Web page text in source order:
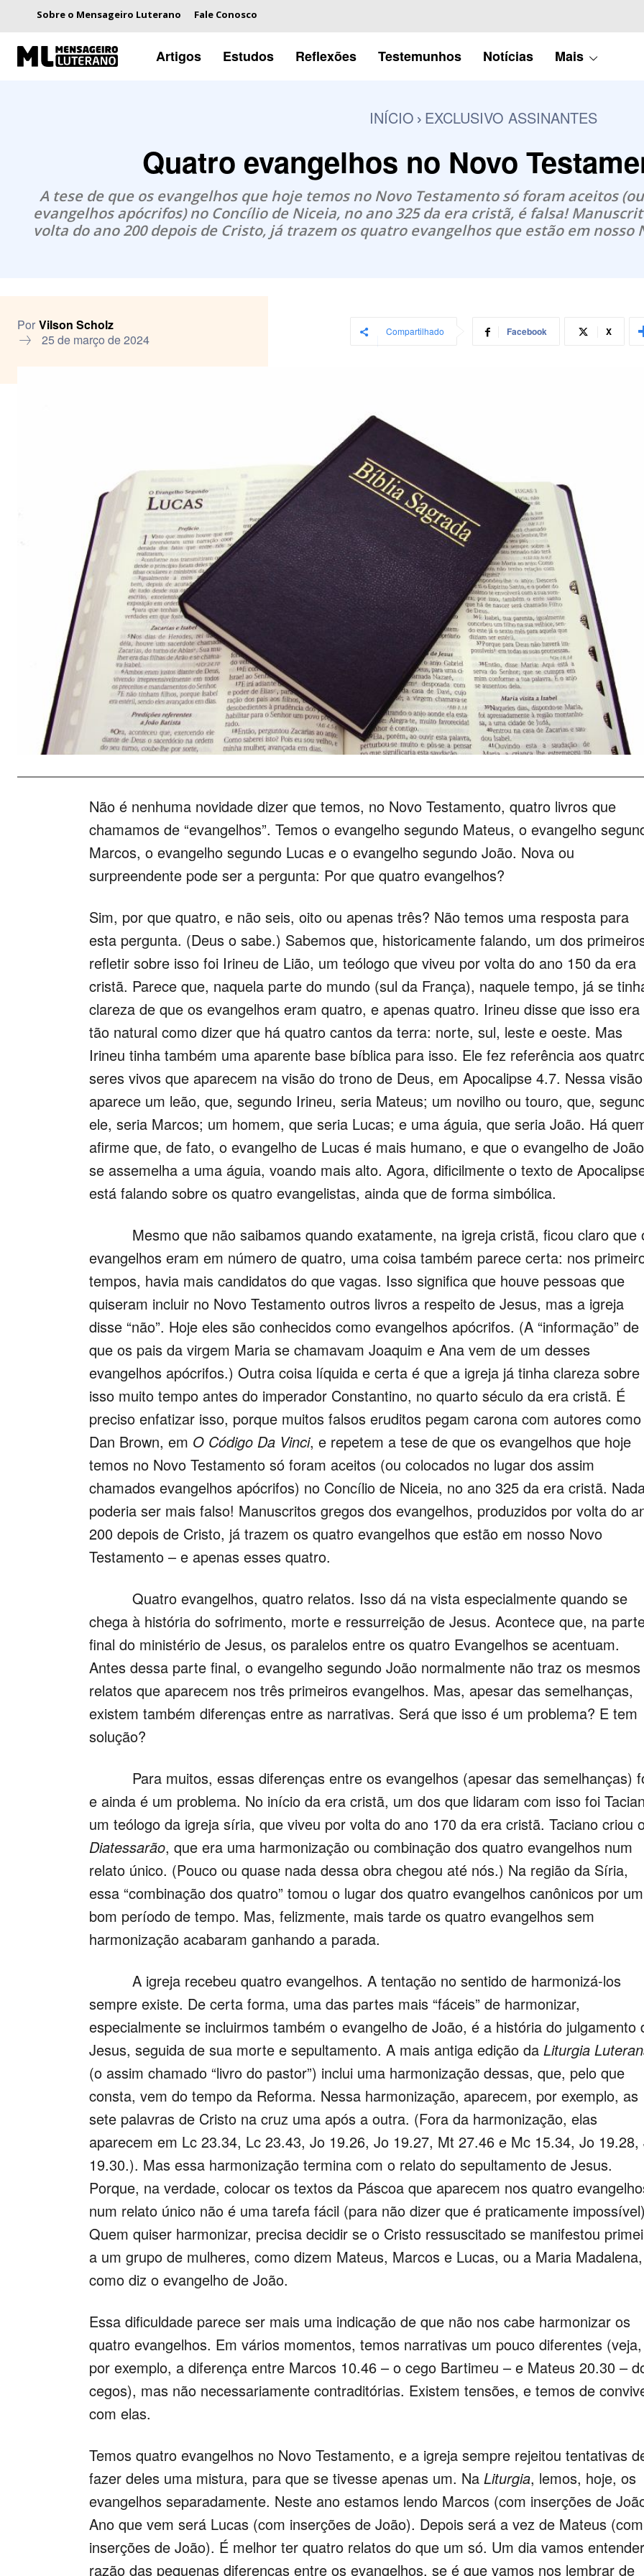
Sobre o Mensageiro Luterano Fale Conosco
Artigos Estudos Reflexões Testemunhos Notícias Mais
INÍCIO EXCLUSIVO ASSINANTES
Quatro evangelhos no Novo
A tese de que os evangelhos que hoje temos no Novo Testamento só foram aceitos
evangelhos apócrifos) no Concílio de Niceia, no ano 325 da era cristã, é falsa!
volta do ano 200 depois de Cristo, já trazem os quatro evangelhos que estão em nosso
Por Vilson Scholz
25 de março de 2024
Compartilhado Facebook X
Não é nenhuma novidade dizer que temos, no Novo Testamento, quatro livros que
chamamos de “evangelhos”. Temos o evangelho segundo Mateus, o evangelho
Marcos, o evangelho segundo Lucas e o evangelho segundo João. Nova ou
surpreendente pode ser a pergunta: Por que quatro evangelhos?
Sim, por que quatro, e não seis, oito ou apenas três? Não temos uma resposta para
esta pergunta. (Deus o sabe.) Sabemos que, historicamente falando, um dos
refletir sobre isso foi Irineu de Lião, um teólogo que viveu por volta do ano 150 da era
cristã. Parece que, naquela parte do mundo (sul da França), naquele tempo, já se
clareza de que os evangelhos eram quatro, e apenas quatro. Irineu disse que isso era
tão natural como dizer que há quatro cantos da terra: norte, sul, leste e oeste. Mas
Irineu tinha também uma aparente base bíblica para isso. Ele fez referência aos
seres vivos que aparecem na visão do trono de Deus, em Apocalipse 4.7. Nessa visão
aparece um leão, que, segundo Irineu, seria Mateus; um novilho ou touro, que,
ele, seria Marcos; um homem, que seria Lucas; e uma águia, que seria João. Há
afirme que, de fato, o evangelho de Lucas é mais humano, e que o evangelho de João
se assemelha a uma águia, voando mais alto. Agora, dificilmente o texto de
está falando sobre os quatro evangelistas, ainda que de forma simbólica.
Mesmo que não saibamos quando exatamente, na igreja cristã, ficou claro que
evangelhos eram em número de quatro, uma coisa também parece certa: nos
tempos, havia mais candidatos do que vagas. Isso significa que houve pessoas que
quiseram incluir no Novo Testamento outros livros a respeito de Jesus, mas a igreja
disse “não”. Hoje eles são conhecidos como evangelhos apócrifos. (A “informação” de
que os pais da virgem Maria se chamavam Joaquim e Ana vem de um desses
evangelhos apócrifos.) Outra coisa líquida e certa é que a igreja já tinha clareza sobre
isso muito tempo antes do imperador Constantino, no quarto século da era cristã. É
preciso enfatizar isso, porque muitos falsos eruditos pegam carona com autores como
Dan Brown, em O Código Da Vinci, e repetem a tese de que os evangelhos que hoje
temos no Novo Testamento só foram aceitos (ou colocados no lugar dos assim
chamados evangelhos apócrifos) no Concílio de Niceia, no ano 325 da era cristã.
poderia ser mais falso! Manuscritos gregos dos evangelhos, produzidos por volta do
200 depois de Cristo, já trazem os quatro evangelhos que estão em nosso Novo
Testamento – e apenas esses quatro.
Quatro evangelhos, quatro relatos. Isso dá na vista especialmente quando se
chega à história do sofrimento, morte e ressurreição de Jesus. Acontece que, na
final do ministério de Jesus, os paralelos entre os quatro Evangelhos se acentuam.
Antes dessa parte final, o evangelho segundo João normalmente não traz os mesmos
relatos que aparecem nos três primeiros evangelhos. Mas, apesar das semelhanças,
existem também diferenças entre as narrativas. Será que isso é um problema? E tem
solução?
Para muitos, essas diferenças entre os evangelhos (apesar das semelhanças)
e ainda é um problema. No início da era cristã, um dos que lidaram com isso foi
um teólogo da igreja síria, que viveu por volta do ano 170 da era cristã. Taciano criou
Diatessarão, que era uma harmonização ou combinação dos quatro evangelhos num
relato único. (Pouco ou quase nada dessa obra chegou até nós.) Na região da Síria,
essa “combinação dos quatro” tomou o lugar dos quatro evangelhos canônicos por um
bom período de tempo. Mas, felizmente, mais tarde os quatro evangelhos sem
harmonização acabaram ganhando a parada.
A igreja recebeu quatro evangelhos. A tentação no sentido de harmonizá-los
sempre existe. De certa forma, uma das partes mais “fáceis” de harmonizar,
especialmente se incluirmos também o evangelho de João, é a história do julgamento
Jesus, seguida de sua morte e sepultamento. A mais antiga edição da Liturgia
(o assim chamado “livro do pastor”) inclui uma harmonização dessas, que, pelo que
consta, vem do tempo da Reforma. Nessa harmonização, aparecem, por exemplo, as
sete palavras de Cristo na cruz uma após a outra. (Fora da harmonização, elas
aparecem em Lc 23.34, Lc 23.43, Jo 19.26, Jo 19.27, Mt 27.46 e Mc 15.34, Jo 19.28,
19.30.). Mas essa harmonização termina com o relato do sepultamento de Jesus.
Porque, na verdade, colocar os textos da Páscoa que aparecem nos quatro
num relato único não é uma tarefa fácil (para não dizer que é praticamente
Quem quiser harmonizar, precisa decidir se o Cristo ressuscitado se manifestou
a um grupo de mulheres, como dizem Mateus, Marcos e Lucas, ou a Maria Madalena,
como diz o evangelho de João.
Essa dificuldade parece ser mais uma indicação de que não nos cabe harmonizar os
quatro evangelhos. Em vários momentos, temos narrativas um pouco diferentes (veja,
por exemplo, a diferença entre Marcos 10.46 – o cego Bartimeu – e Mateus 20.30 –
cegos), mas não necessariamente contraditórias. Existem tensões, e temos de
com elas.
Temos quatro evangelhos no Novo Testamento, e a igreja sempre rejeitou tentativas
fazer deles uma mistura, para que se tivesse apenas um. Na Liturgia, lemos, hoje, os
evangelhos separadamente. Neste ano estamos lendo Marcos (com inserções de
Ano que vem será Lucas (com inserções de João). Depois será a vez de Mateus (com
inserções de João). É melhor ter quatro relatos do que um só. Um dia vamos
razão das pequenas diferenças entre os evangelhos, se é que vamos nos lembrar de